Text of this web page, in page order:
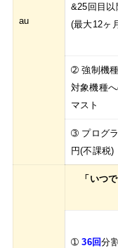
au
&25回目
(最大12ヶ
➁ 強制機
対象機種
マスト
➂ プログ
円(不課税)
「いつ
➀36回分